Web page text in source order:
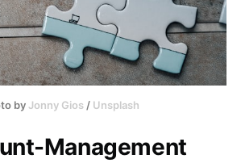
by Jonny Gios / Unsplash
Management